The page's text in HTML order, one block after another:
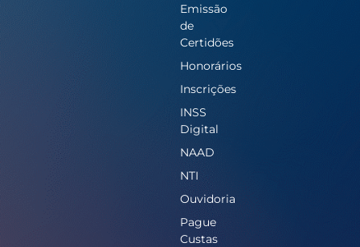
Emissão
de
Certidões
Honorários
Inscrições
INSS
Digital
NAAD
NTI
Ouvidoria
Pague
Custas